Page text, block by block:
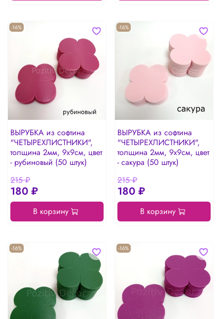
-16%
ВЫРУБКА из софтина
"ЧЕТЫРЕХЛИСТНИКИ",
толщина 2мм, 9х9см, цвет
- рубиновый (50 штук)
215 ₽
180 ₽
В корзину
-16%
ВЫРУБКА из софтина
"ЧЕТЫРЕХЛИСТНИКИ",
толщина 2мм, 9х9см, цвет
- сакура (50 штук)
215 ₽
180 ₽
В корзину
-16% -16%